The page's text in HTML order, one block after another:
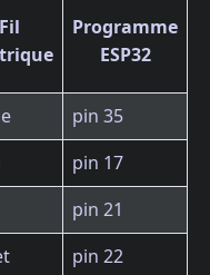
Fil
Programme
ESP32
pin 35
pin 17
pin 21
pin 22